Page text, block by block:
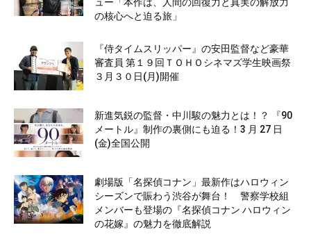
ュー「本作は、人間の回復力と真実の解放力
の核心へと迫る旅」
『侍タイムスリッパー』の安田監督など豪華
審査員 第１９回ＴＯＨＯシネマズ学生映画祭
３月３０日(月)開催
新進気鋭の監督・中川駿の魅力とは！？ 『90
メートル』制作の裏側にも迫る！3 月 27 日
(金)全国公開
劇場版「名探偵コナン」最新作はハロウィン
シーズンで賑わう渋谷が舞台！ 警察学校組
メンバーも登場の『名探偵コナン ハロウィン
の花嫁』の魅力を徹底解説